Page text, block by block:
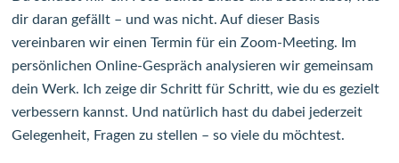
dir daran gefällt – und was nicht. Auf dieser Basis
vereinbaren wir einen Termin für ein Zoom-Meeting. Im
persönlichen Online-Gespräch analysieren wir gemeinsam
dein Werk. Ich zeige dir Schritt für Schritt, wie du es gezielt
verbessern kannst. Und natürlich hast du dabei jederzeit
Gelegenheit, Fragen zu stellen – so viele du möchtest.